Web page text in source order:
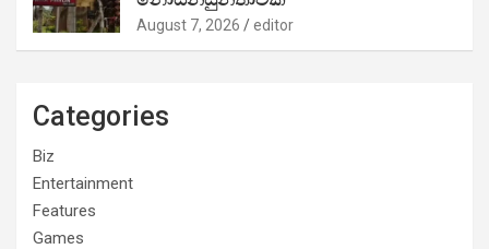
August 7, 2026 editor
Categories
Biz
Entertainment
Features
Games